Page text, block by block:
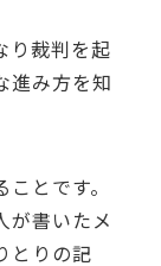
り裁判を起
進み方を知
とです。
が書いたメ
とりの記